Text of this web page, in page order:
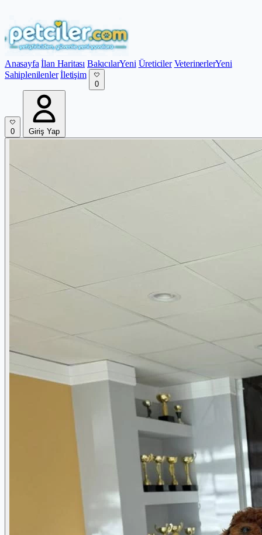
Anasayfa İlan Haritası BakıcılarYeni Üreticiler VeterinerlerYeni
Sahiplenilenler İletişim
0
0 Giriş Yap